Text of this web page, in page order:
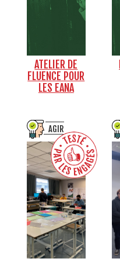
ATELIER DE
FLUENCE POUR
LES EANA
AGIR